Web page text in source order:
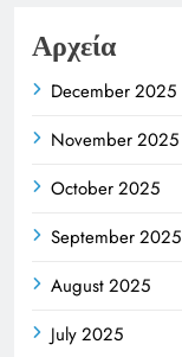
Αρχεία
December 2025
November 2025
October 2025
September 2025
August 2025
July 2025